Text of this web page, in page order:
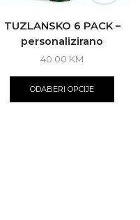
TUZLANSKO 6 PACK –
personalizirano
40.00 KM
ODABERI OPCIJE